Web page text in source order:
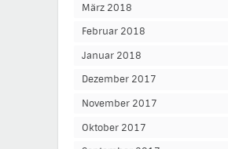
März 2018
Februar 2018
Januar 2018
Dezember 2017
November 2017
Oktober 2017